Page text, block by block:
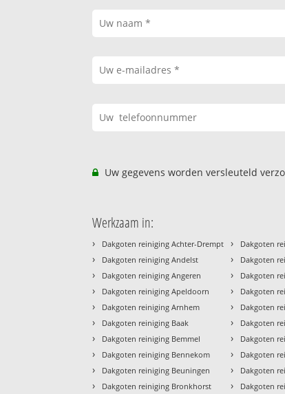
Uw gegevens worden versleuteld
Werkzaam in:
› Dakgoten reiniging Achter-Drempt
› Dakgoten reiniging Andelst
› Dakgoten reiniging Angeren
› Dakgoten reiniging Apeldoorn
› Dakgoten reiniging Arnhem
› Dakgoten reiniging Baak
› Dakgoten reiniging Bemmel
› Dakgoten reiniging Bennekom
› Dakgoten reiniging Beuningen
› Dakgoten reiniging Bronkhorst
› Dakgoten
› Dakgoten
› Dakgoten
› Dakgoten
› Dakgoten
› Dakgoten
› Dakgoten
› Dakgoten
› Dakgoten
› Dakgoten